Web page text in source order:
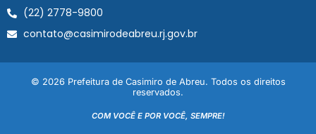
(22) 2778-9800
contato@casimirodeabreu.rj.gov.br
© 2026 Prefeitura de Casimiro de Abreu. Todos os direitos
reservados.
COM VOCÊ E POR VOCÊ, SEMPRE!